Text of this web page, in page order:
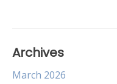
Archives
March 2026